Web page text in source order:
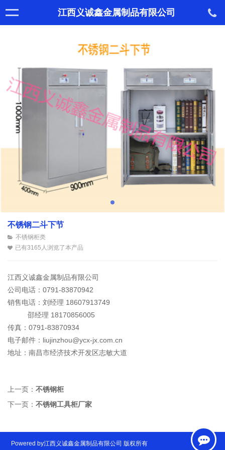
江西义诚鑫金属制品有限公司
不锈钢二斗下节
不锈钢柜类
已有3165人浏览了本产品
江西义诚鑫金属制品有限公司
公司电话：0791-83870942
销售电话：刘经理 18607913749
邵经理 18170856005
传真：0791-83870934
电子邮件：liujinzhou@ycx-jx.com.cn
地址：南昌市经济技术开发区志敏大道
上一页： 不锈钢柜
下一页： 不锈钢工具柜厂家
Powered by江西义诚鑫金属制品有限公司 版权所有